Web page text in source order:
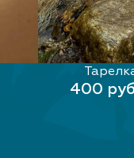
400